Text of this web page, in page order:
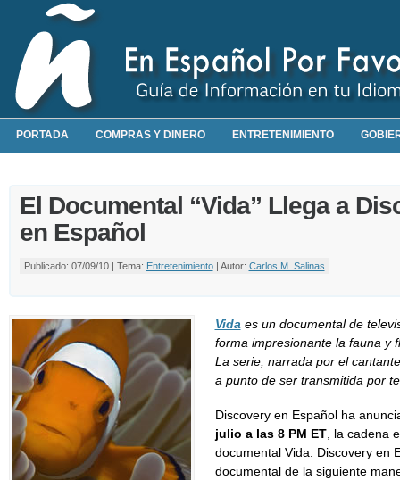
PORTADA COMPRAS Y DINERO ENTRETENIMIENTO
El Documental “Vida” Llega a
en Español
Publicado: 07/09/10 | Tema: Entretenimiento| Autor: Carlos M. Salinas
Vida es un documental de
forma impresionante la fauna y
La serie, narrada por el
a punto de ser transmitida por
Discovery en Español ha
julio a las 8 PM ET, la cadena
documental Vida. Discovery en
documental de la siguiente